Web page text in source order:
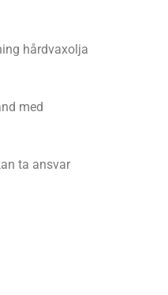
hårdvaxolja
med
ta ansvar